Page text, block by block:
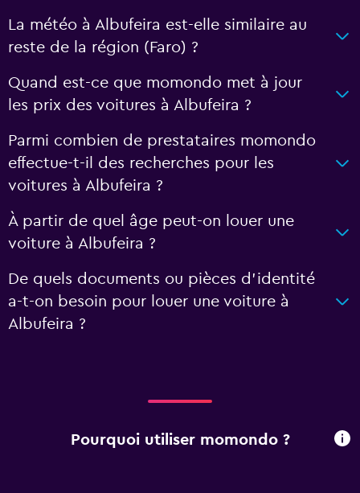
La météo à Albufeira est-elle similaire au
reste de la région (Faro) ?
Quand est-ce que momondo met à jour
les prix des voitures à Albufeira ?
Parmi combien de prestataires momondo
effectue-t-il des recherches pour les
voitures à Albufeira ?
À partir de quel âge peut-on louer une
voiture à Albufeira ?
De quels documents ou pièces d'identité
a-t-on besoin pour louer une voiture à
Albufeira ?
Pourquoi utiliser momondo ?